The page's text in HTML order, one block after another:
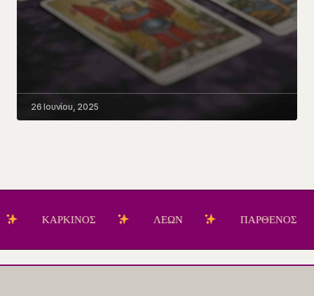
26 Ιουνίου, 2025
ΚΑΡΚΙΝΟΣ ΛΕΩΝ ΠΑΡΘΕΝΟΣ